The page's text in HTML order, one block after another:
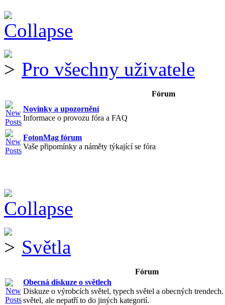
Pro všechny uživatele
Fórum
Novinky a upozornění
Informace o provozu fóra a FAQ
FotonMag fórum
Vaše připomínky a náměty týkající se fóra
Světla
Fórum
Obecná diskuze o světlech
Diskuze o výrobcích světel, typech světel a obecných
světel, ale nepatří to do jiných kategorií.